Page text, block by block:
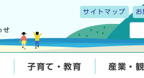
サイトマップ
子育て・教育 産業・